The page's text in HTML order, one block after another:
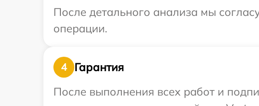
После детального анализа мы
операции.
4
Гарантия
После выполнения всех работ и